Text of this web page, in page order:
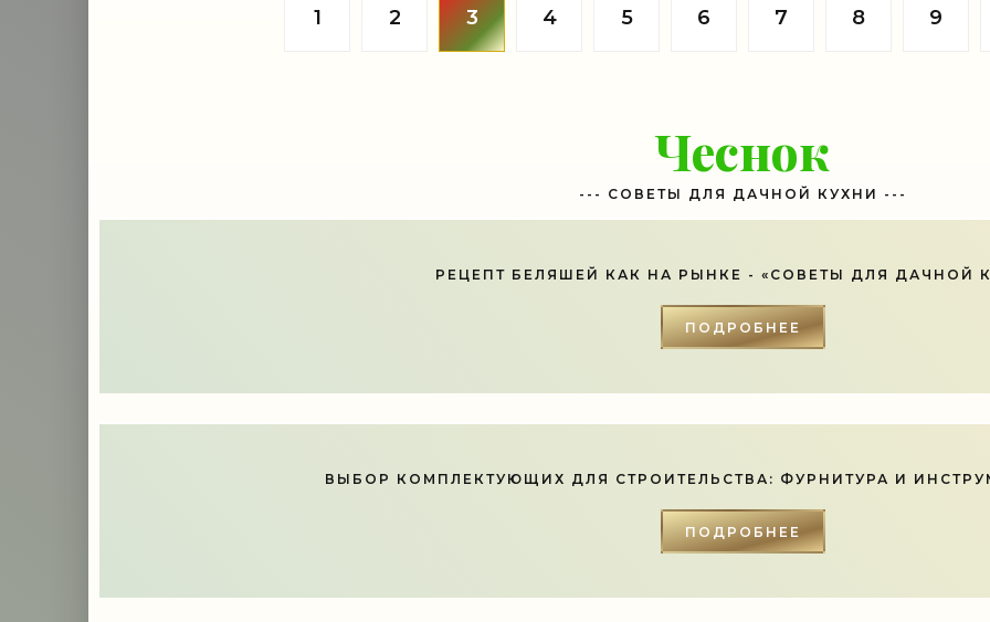
1 2 3 4 5 6 7 8 9
Чеснок
--- СОВЕТЫ ДЛЯ ДАЧНОЙ КУХНИ ---
РЕЦЕПТ БЕЛЯШЕЙ КАК НА РЫНКЕ - «СОВЕТЫ ДЛЯ ДАЧНОЙ
ПОДРОБНЕЕ
ВЫБОР КОМПЛЕКТУЮЩИХ ДЛЯ СТРОИТЕЛЬСТВА: ФУРНИТУРА И
ПОДРОБНЕЕ